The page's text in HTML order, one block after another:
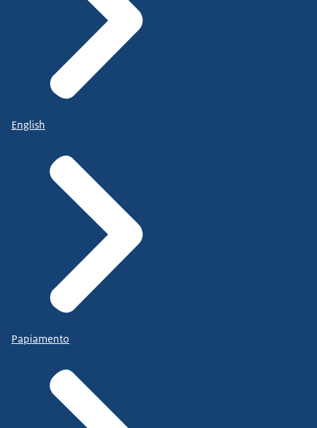
English
Papiamento